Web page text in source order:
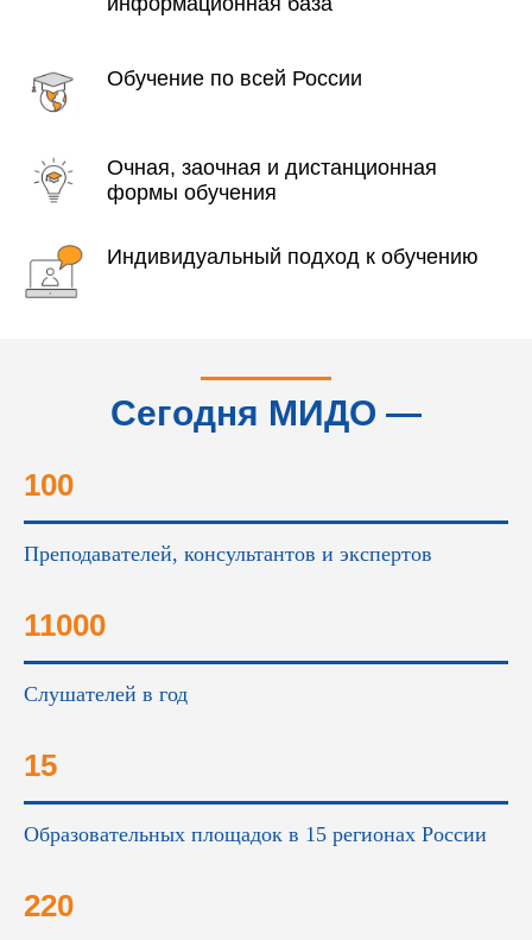
Обучение по всей России
Очная, заочная и дистанционная
формы обучения
Индивидуальный подход к обучению
Сегодня МИДО —
100
Преподавателей, консультантов и экспертов
11000
Слушателей в год
15
Образовательных площадок в 15 регионах России
220